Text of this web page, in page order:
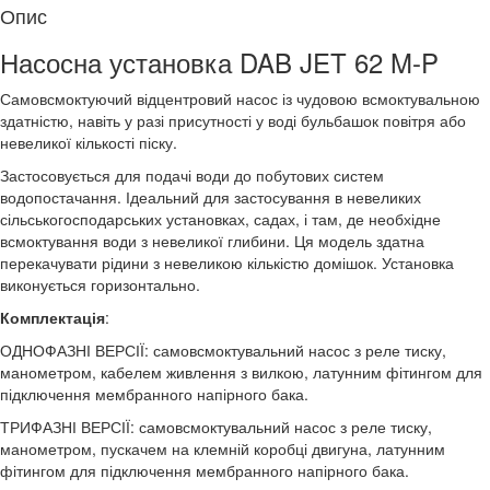
Опис
Насосна установка DAB JET 62 M-P
Самовсмоктуючий відцентровий насос із чудовою всмоктувальною
здатністю, навіть у разі присутності у воді бульбашок повітря або
невеликої кількості піску.
Застосовується для подачі води до побутових систем
водопостачання. Ідеальний для застосування в невеликих
сільськогосподарських установках, садах, і там, де необхідне
всмоктування води з невеликої глибини. Ця модель здатна
перекачувати рідини з невеликою кількістю домішок. Установка
виконується горизонтально.
Комплектація:
ОДНОФАЗНІ ВЕРСІЇ: самовсмоктувальний насос з реле тиску,
манометром, кабелем живлення з вилкою, латунним фітингом для
підключення мембранного напірного бака.
ТРИФАЗНІ ВЕРСІЇ: самовсмоктувальний насос з реле тиску,
манометром, пускачем на клемній коробці двигуна, латунним
фітингом для підключення мембранного напірного бака.